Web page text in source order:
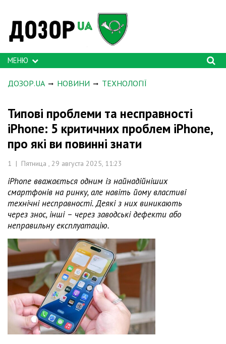
МЕНЮ
ДОЗОР.UA НОВИНИ ТЕХНОЛОГІЇ
Типові проблеми та несправності
iPhone: 5 критичних проблем iPhone,
про які ви повинні знати
1 | Пятница , 29 августа 2025, 11:23
iPhone вважається одним із найнадійніших
смартфонів на ринку, але навіть йому властиві
технічні несправності. Деякі з них виникають
через знос, інші – через заводські дефекти або
неправильну експлуатацію.